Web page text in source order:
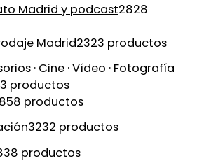
Madrid y podcast2828
Madrid2323 productos
· Cine · Vídeo · Fotografía
productos
58 productos
3232 productos
38 productos